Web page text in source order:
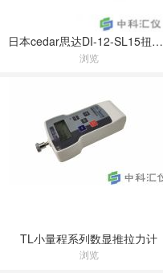
日本cedar思达DI-12-SL15扭力测试仪
浏览
TL小量程系列数显推拉力计
浏览